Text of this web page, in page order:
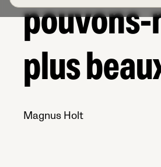
pouvons-
plus
Magnus Holt